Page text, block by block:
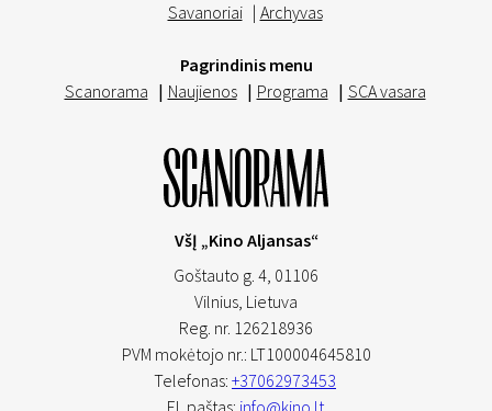
Savanoriai | Archyvas
Pagrindinis menu
Scanorama | Naujienos | Programa | SCA vasara
VšĮ „Kino Aljansas“
Goštauto g. 4, 01106
Vilnius, Lietuva
Reg. nr. 126218936
PVM mokėtojo nr.: LT100004645810
Telefonas: +37062973453
El. paštas: info@kino.lt